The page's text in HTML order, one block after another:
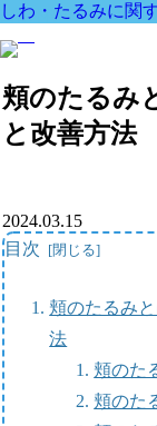
美容外科・アンチエイ
頬のたるみ
と改善方法
しわ・たるみに関
2024.03.15
目次
頬のたるみ
法
頬のた
頬のた
しわ・たるみに関
しわ・たるみに関
しわ・たるみに関
しわ・たるみに関
しわ・たるみに関
しわ・たるみに関